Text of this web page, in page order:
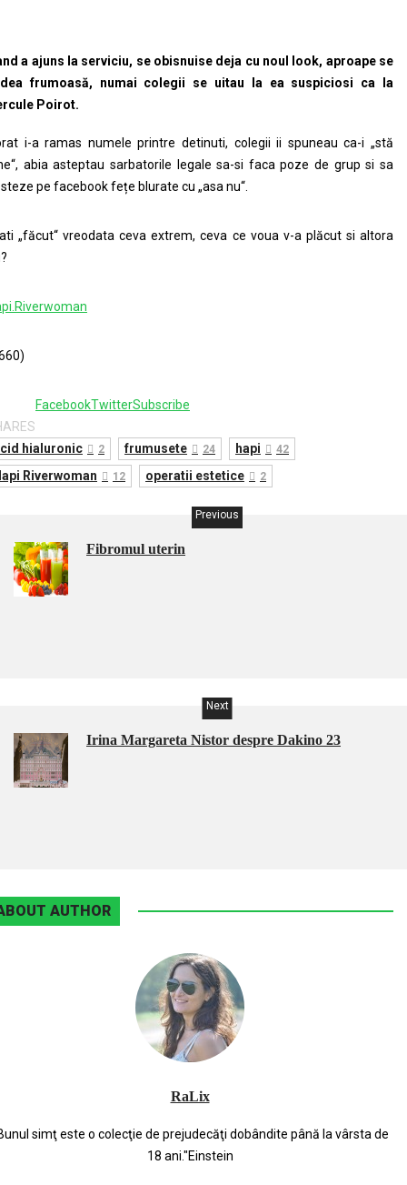
a ajuns la serviciu, se obisnuise deja cu noul look, aproape se
frumoasă, numai colegii se uitau la ea suspiciosi ca la
Poirot.
i-a ramas numele printre detinuti, colegii ii spuneau ca-i „stă
abia asteptau sarbatorile legale sa-si faca poze de grup si sa
pe facebook fețe blurate cu „asa nu“.
„făcut“ vreodata ceva extrem, ceva ce voua v-a plăcut si altora
FacebookTwitterSubscribe
hialuronic 2 frumusete 24 hapi 42
Riverwoman 12 operatii estetice 2
Previous
Fibromul uterin
Next
Irina Margareta Nistor despre Dakino 23
AUTHOR
RaLix
simţ este o colecţie de prejudecăţi dobândite până la vârsta de
18 ani."Einstein